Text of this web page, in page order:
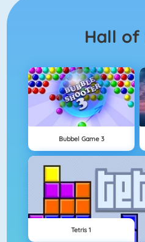
Hall of
Bubbel Game 3
Tetris 1